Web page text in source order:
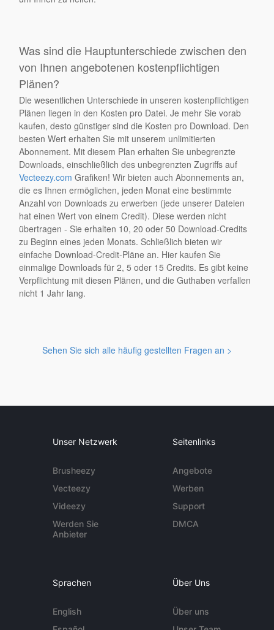
Was sind die Hauptunterschiede zwischen den
von Ihnen angebotenen kostenpflichtigen
Plänen?
Die wesentlichen Unterschiede in unseren kostenpflichtigen
Plänen liegen in den Kosten pro Datei. Je mehr Sie vorab
kaufen, desto günstiger sind die Kosten pro Download. Den
besten Wert erhalten Sie mit unserem unlimitierten
Abonnement. Mit diesem Plan erhalten Sie unbegrenzte
Downloads, einschließlich des unbegrenzten Zugriffs auf
Vecteezy.com Grafiken! Wir bieten auch Abonnements an,
die es Ihnen ermöglichen, jeden Monat eine bestimmte
Anzahl von Downloads zu erwerben (jede unserer Dateien
hat einen Wert von einem Credit). Diese werden nicht
übertragen - Sie erhalten 10, 20 oder 50 Download-Credits
zu Beginn eines jeden Monats. Schließlich bieten wir
einfache Download-Credit-Pläne an. Hier kaufen Sie
einmalige Downloads für 2, 5 oder 15 Credits. Es gibt keine
Verpflichtung mit diesen Plänen, und die Guthaben verfallen
nicht 1 Jahr lang.
Sehen Sie sich alle häufig gestellten Fragen an >
Unser Netzwerk
Brusheezy
Vecteezy
Videezy
Werden Sie
Anbieter
Seitenlinks
Angebote
Werben
Support
DMCA
Sprachen
English
Über Uns
Über uns